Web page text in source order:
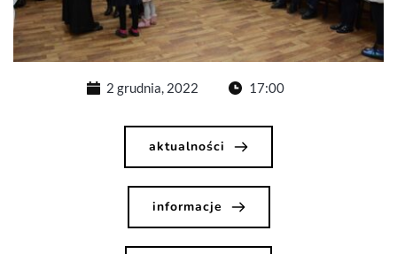
2 grudnia, 2022 17:00
aktualności
informacje